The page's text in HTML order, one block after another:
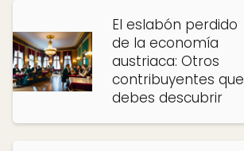
El eslabón perdido
de la economía
austriaca: Otros
contribuyentes que
debes descubrir